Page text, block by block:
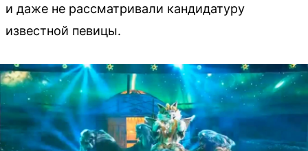
и даже не рассматривали кандидатуру
известной певицы.